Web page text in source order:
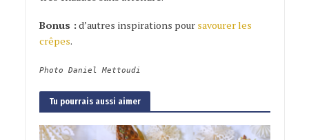
Bonus : d’autres inspirations poursavourer les
crêpes.
Photo Daniel Mettoudi
Tu pourrais aussi aimer